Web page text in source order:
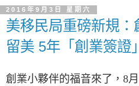
2016年9月3日 星期六
美移民局重磅新規
留美 5年「創業簽證
創業小夥伴的福音來了，8